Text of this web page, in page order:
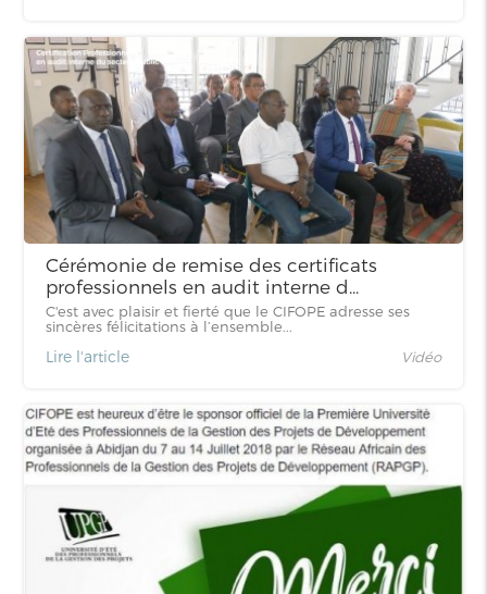
Cérémonie de remise des certificats
professionnels en audit interne d...
C'est avec plaisir et fierté que le CIFOPE adresse ses
sincères félicitations à l’ensemble...
Lire l'article Vidéo